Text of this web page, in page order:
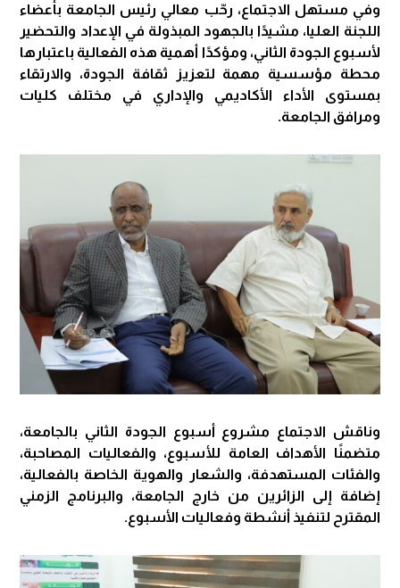
وفي مستهل الاجتماع، رحّب معالي رئيس الجامعة بأعضاء
اللجنة العليا، مشيدًا بالجهود المبذولة في الإعداد والتحضير
لأسبوع الجودة الثاني، ومؤكدًا أهمية هذه الفعالية باعتبارها
محطة مؤسسية مهمة لتعزيز ثقافة الجودة، والارتقاء
بمستوى الأداء الأكاديمي والإداري في مختلف كليات
ومرافق الجامعة.
وناقش الاجتماع مشروع أسبوع الجودة الثاني بالجامعة،
متضمنًا الأهداف العامة للأسبوع، والفعاليات المصاحبة،
والفئات المستهدفة، والشعار والهوية الخاصة بالفعالية،
إضافة إلى الزائرين من خارج الجامعة، والبرنامج الزمني
المقترح لتنفيذ أنشطة وفعاليات الأسبوع.